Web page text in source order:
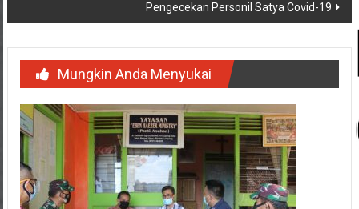
Pengecekan Personil Satya Covid-19
Mungkin Anda Menyukai